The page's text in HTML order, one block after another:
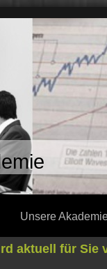
Unsere
aktuell für Sie